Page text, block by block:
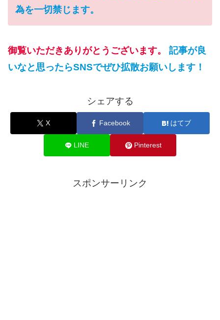
為を一切禁じます。
御覧いただきありがとうございます。
記事が良
いなと思ったらSNSでぜひ拡散お願いします！
シェアする
X Facebook はてブ
LINE Pinterest
スポンサーリンク